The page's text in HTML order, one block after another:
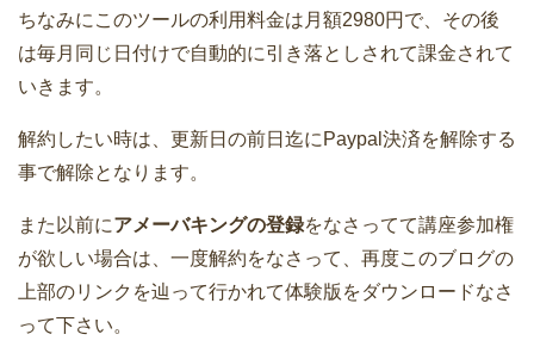
ちなみにこのツールの利用料金は月額2980円で、その後
は毎月同じ日付けで自動的に引き落としされて課金されて
いきます。
解約したい時は、更新日の前日迄にPaypal決済を解除する
事で解除となります。
また以前にアメーバキングの登録をなさってて講座参加権
が欲しい場合は、一度解約をなさって、再度このブログの
上部のリンクを辿って行かれて体験版をダウンロードなさ
って下さい。